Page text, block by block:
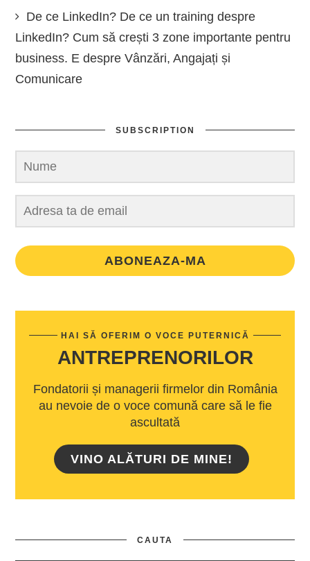
De ce LinkedIn? De ce un training despre
LinkedIn? Cum să crești 3 zone importante pentru
business. E despre Vânzări, Angajați și
Comunicare
SUBSCRIPTION
ABONEAZA-MA
HAI SĂ OFERIM O VOCE PUTERNICĂ
ANTREPRENORILOR
Fondatorii și managerii firmelor din România
au nevoie de o voce comună care să le fie
ascultată
VINO ALĂTURI DE MINE!
CAUTA